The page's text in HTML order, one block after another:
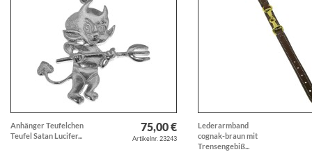
Anhänger Teufelchen
Teufel Satan Lucifer...
75,00 €
Artikelnr. 23243
Lederarmband
cognak-braun mit
Trensengebiß...